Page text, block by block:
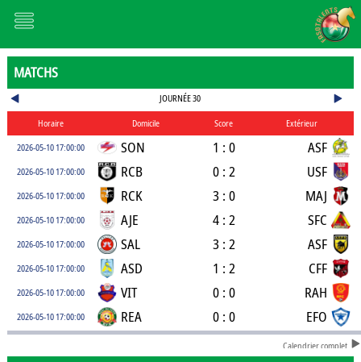
MATCHS
JOURNÉE 30
Horaire Domicile Score
Extérieur
2026-05-10 17:00:00
SON 1 : 0 ASF
2026-05-10 17:00:00 RCB 0 : 2 USF
2026-05-10 17:00:00 RCK 3 : 0 MAJ
2026-05-10 17:00:00 AJE 4 : 2 SFC
2026-05-10 17:00:00 SAL 3 : 2 ASF
2026-05-10 17:00:00 ASD 1 : 2 CFF
2026-05-10 17:00:00 VIT 0 : 0 RAH
2026-05-10 17:00:00 REA 0 : 0 EFO
Calendrier complet